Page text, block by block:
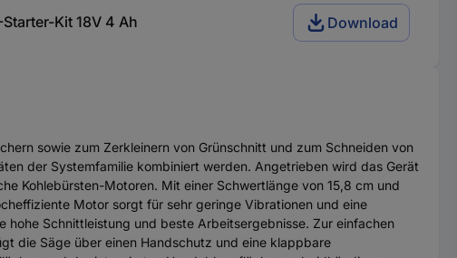
Kit 18V 4 Ah Download
sowie zum Zerkleinern von Grünschnitt und zum Schneiden von
der Systemfamilie kombiniert werden. Angetrieben wird das Gerät
Kohlebürsten-Motoren. Mit einer Schwertlänge von 15,8 cm und
Motor sorgt für sehr geringe Vibrationen und eine
Schnittleistung und beste Arbeitsergebnisse. Zur einfachen
die Säge über einen Handschutz und eine klappbare